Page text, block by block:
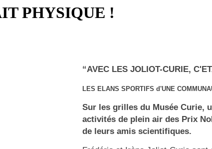
PHYSIQUE !
“AVEC LES JOLIOT-CURIE,
LES ELANS SPORTIFS d'UNE
Sur les grilles du Musée Curie,
activités de plein air des Prix
de leurs amis scientifiques.